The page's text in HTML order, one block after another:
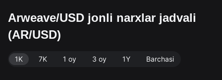
allashuvi $117,454,283.2 bo'lib, muomaladagi miqdori
65.65M AR. Ma'lumotlar manbai: Bitget birjasi. Oxirgi
yangilanish: 2026-08-08 03:30:36.
Arweave/USD jonli narxlar jadvali
(AR/USD)
1K 7K 1 oy 3 oy 1Y Barchasi